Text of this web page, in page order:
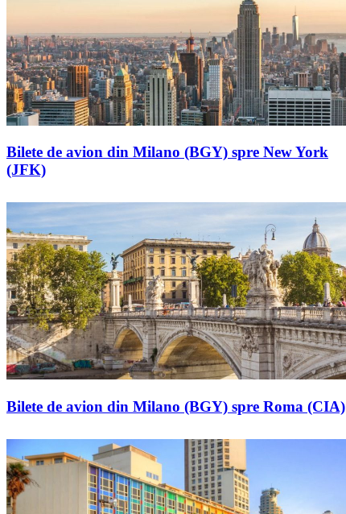
Bilete de avion din Milano (BGY) spre New York
(JFK)
Bilete de avion din Milano (BGY) spre Roma (CIA)